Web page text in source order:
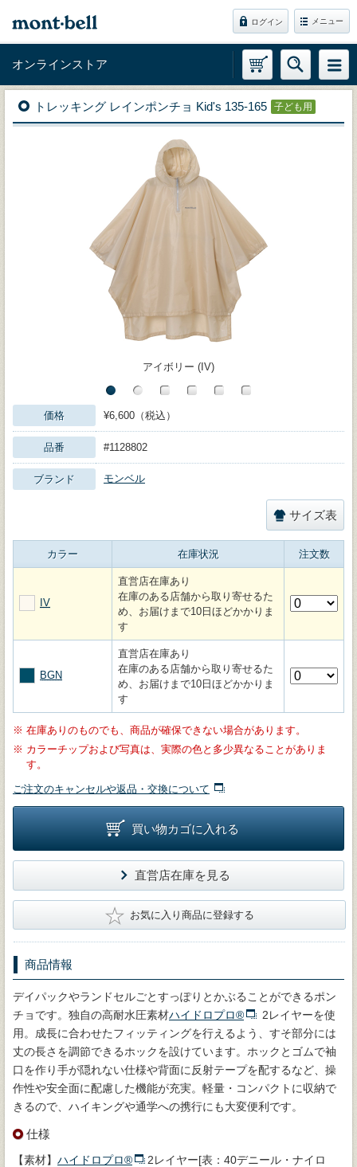
ログイン メニュー
オンラインストア
トレッキング レインポンチョ Kid's 135-165 子ども用
アイボリー (IV)
価格 ¥6,600（税込）
品番 #1128802
ブランド モンベル
サイズ表
カラー 在庫状況 注文数
IV
直営店在庫あり
在庫のある店舗から取り寄せるた
め、お届けまで10日ほどかかりま
す
BGN
直営店在庫あり
在庫のある店舗から取り寄せるた
め、お届けまで10日ほどかかりま
す
※ 在庫ありのものでも、商品が確保できない場合があります。
※ カラーチップおよび写真は、実際の色と多少異なることがありま
す。
ご注文のキャンセルや返品・交換について
買い物カゴに入れる
直営店在庫を見る
★ お気に入り商品に登録する
商品情報
デイパックやランドセルごとすっぽりとかぶることができるポン
チョです。独自の高耐水圧素材ハイドロプロ®
2レイヤーを使
用。成長に合わせたフィッティングを行えるよう、すそ部分には
丈の長さを調節できるホックを設けています。ホックとゴムで袖
口を作り手が隠れない仕様や背面に反射テープを配するなど、操
作性や安全面に配慮した機能が充実。軽量・コンパクトに収納で
きるので、ハイキングや通学への携行にも大変便利です。
仕様
【素材】 ハイドロプロ®
2レイヤー[表：40デニール・ナイロ